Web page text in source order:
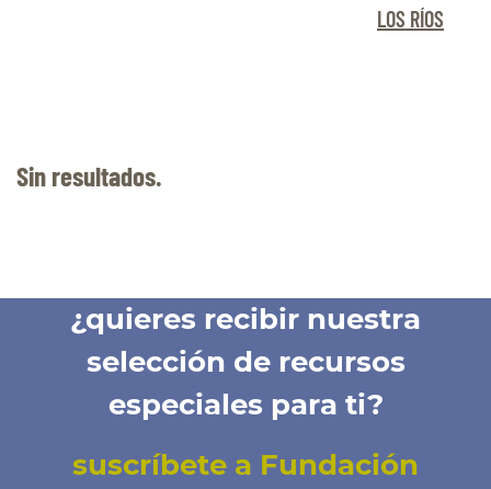
LOS RÍOS
Sin resultados.
¿quieres recibir nuestra
selección de recursos
especiales para ti?
suscríbete a Fundación